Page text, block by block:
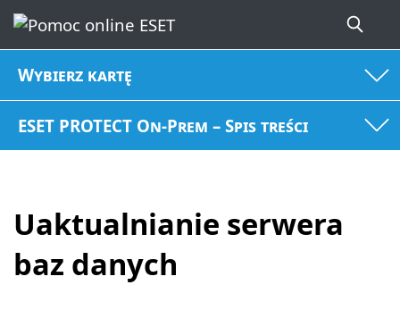
Wybierz kartę
ESET PROTECT On-Prem – Spis treści
Uaktualnianie serwera
baz danych